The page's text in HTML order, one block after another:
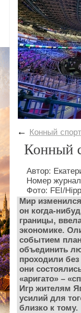
← Конный спорт
Конный
Автор:
Номер
Фото: FEI/
Мир
он когда-
границы,
экономике.
событием
объединить
проходили без
они
«аригато» –
Игр жителям
усилий для
близко к тому.